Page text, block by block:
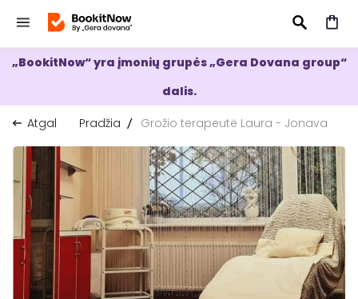
IEŠKOTI
„BookitNow“ yra įmonių grupės „Gera Dovana group“
dalis.
Atgal
Pradžia Grožio terapeutė Laura - Jonava